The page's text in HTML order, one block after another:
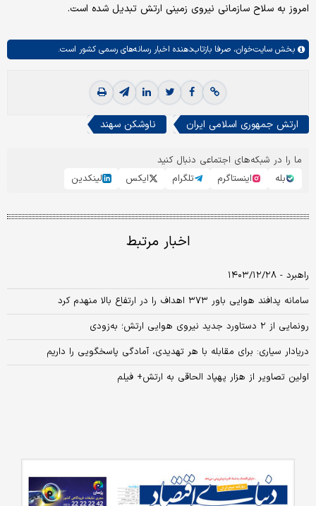
امروز به سلاح سازمانی نیروی زمینی ارتش تبدیل شده است.
بخش سایت‌خوان، صرفا بازتاب‌دهنده اخبار رسانه‌های رسمی کشور است.
ارتش جمهوری اسلامی ایران ناوشکن سهند
ما را در شبکه‌های اجتماعی دنبال کنید
بله
اینستاگرم تلگرام ایکس لینکدین
اخبار مرتبط
راهبرد - ۱۴۰۳/۱۲/۲۸
سامانه پدافند هوایی باور ۳۷۳ اهداف را در ارتفاع بالا منهدم کرد
رونمایی از ۲ دستاورد جدید نیروی هوایی ارتش؛ به‌زودی
دریادار سیاری: برای مقابله با هر تهدیدی، آمادگی پاسخگویی را داریم
اولین تصاویر از هزار پهپاد الحاقی به ارتش+ فیلم